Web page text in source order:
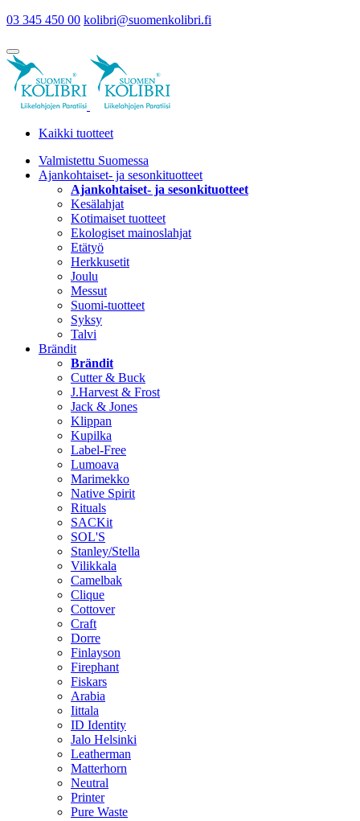
03 345 450 00 kolibri@suomenkolibri.fi
Kaikki tuotteet
Valmistettu Suomessa
Ajankohtaiset- ja sesonkituotteet
Ajankohtaiset- ja sesonkituotteet
Kesälahjat
Kotimaiset tuotteet
Ekologiset mainoslahjat
Etätyö
Herkkusetit
Joulu
Messut
Suomi-tuotteet
Syksy
Talvi
Brändit
Brändit
Cutter & Buck
J.Harvest & Frost
Jack & Jones
Klippan
Kupilka
Label-Free
Lumoava
Marimekko
Native Spirit
Rituals
SACKit
SOL'S
Stanley/Stella
Vilikkala
Camelbak
Clique
Cottover
Craft
Dorre
Finlayson
Firephant
Fiskars
Arabia
Iittala
ID Identity
Jalo Helsinki
Leatherman
Matterhorn
Neutral
Printer
Pure Waste